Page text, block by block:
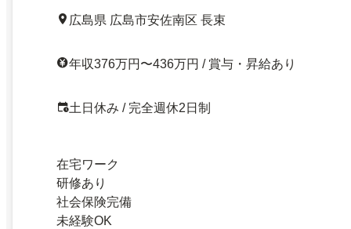
広島県 広島市安佐南区 長束
年収376万円〜436万円 / 賞与・昇給あり
土日休み / 完全週休2日制
在宅ワーク
研修あり
社会保険完備
未経験OK